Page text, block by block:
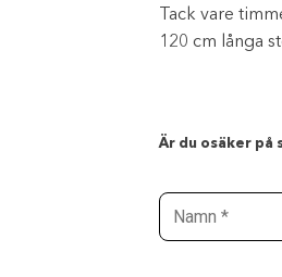
Tack vare
120 cm långa
Är du osäker på